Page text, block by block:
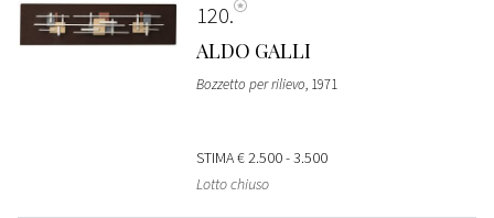
120
ALDO GALLI
Bozzetto per rilievo, 1971
STIMA€ 2.500 - 3.500
Lotto chiuso